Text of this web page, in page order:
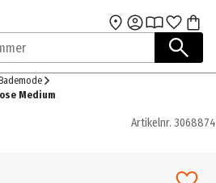
Zum Hauptinhalt
Bademode
Medium
Artikelnr. 3068874